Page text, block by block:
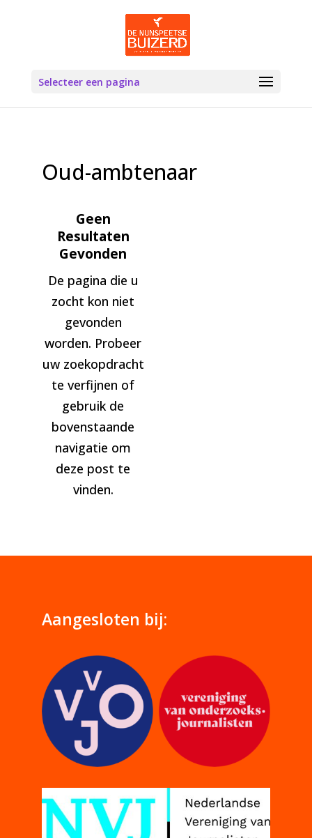
Selecteer een pagina
Oud-ambtenaar
Geen
Resultaten
Gevonden
De pagina die u
zocht kon niet
gevonden
worden. Probeer
uw zoekopdracht
te verfijnen of
gebruik de
bovenstaande
navigatie om
deze post te
vinden.
Aangesloten bij: